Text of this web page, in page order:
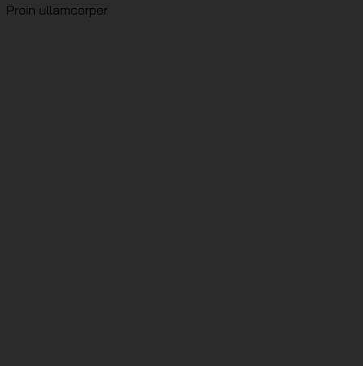
Proin ullamcorper